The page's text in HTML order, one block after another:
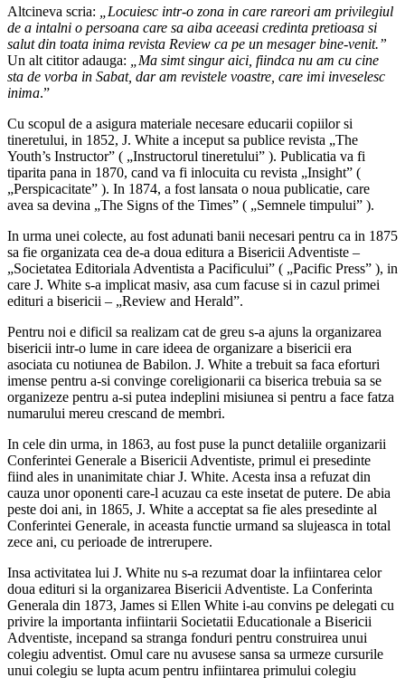
Altcineva scria:
„Locuiesc intr-o zona in care rareori am privilegiul
de a intalni o persoana care sa aiba aceeasi credinta pretioasa si
salut din toata inima revista Review ca pe un mesager bine-venit.”
Un alt cititor adauga:
„Ma simt singur aici, fiindca nu am cu cine
sta de vorba in Sabat, dar am revistele voastre, care imi inveselesc
inima.”
Cu scopul de a asigura materiale necesare educarii copiilor si
tineretului, in 1852, J. White a inceput sa publice revista „The
Youth’s Instructor” ( „Instructorul tineretului” ). Publicatia va fi
tiparita pana in 1870, cand va fi inlocuita cu revista „Insight” (
„Perspicacitate” ). In 1874, a fost lansata o noua publicatie, care
avea sa devina „The Signs of the Times” ( „Semnele timpului” ).
In urma unei colecte, au fost adunati banii necesari pentru ca in 1875
sa fie organizata cea de-a doua editura a Bisericii Adventiste –
„Societatea Editoriala Adventista a Pacificului” ( „Pacific Press” ), in
care J. White s-a implicat masiv, asa cum facuse si in cazul primei
edituri a bisericii – „Review and Herald”.
Pentru noi e dificil sa realizam cat de greu s-a ajuns la organizarea
bisericii intr-o lume in care ideea de organizare a bisericii era
asociata cu notiunea de Babilon. J. White a trebuit sa faca eforturi
imense pentru a-si convinge coreligionarii ca biserica trebuia sa se
organizeze pentru a-si putea indeplini misiunea si pentru a face fatza
numarului mereu crescand de membri.
In cele din urma, in 1863, au fost puse la punct detaliile organizarii
Conferintei Generale a Bisericii Adventiste, primul ei presedinte
fiind ales in unanimitate chiar J. White. Acesta insa a refuzat din
cauza unor oponenti care-l acuzau ca este insetat de putere. De abia
peste doi ani, in 1865, J. White a acceptat sa fie ales presedinte al
Conferintei Generale, in aceasta functie urmand sa slujeasca in total
zece ani, cu perioade de intrerupere.
Insa activitatea lui J. White nu s-a rezumat doar la infiintarea celor
doua edituri si la organizarea Bisericii Adventiste. La Conferinta
Generala din 1873, James si Ellen White i-au convins pe delegati cu
privire la importanta infiintarii Societatii Educationale a Bisericii
Adventiste, incepand sa stranga fonduri pentru construirea unui
colegiu adventist. Omul care nu avusese sansa sa urmeze cursurile
unui colegiu se lupta acum pentru infiintarea primului colegiu